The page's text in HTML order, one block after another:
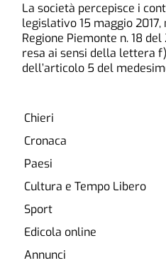
La società percepisce i
legislativo 15 maggio 2017,
Regione Piemonte n. 18
resa ai sensi della lettera
dell’articolo 5 del
Chieri
Cronaca
Paesi
Cultura e Tempo Libero
Sport
Edicola online
Annunci